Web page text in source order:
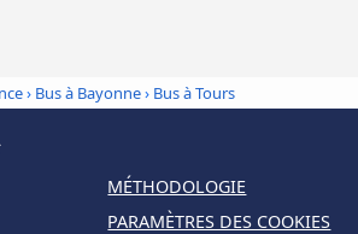
› Bus à Bayonne› Bus à Tours
MÉTHODOLOGIE
PARAMÈTRES DES COOKIES